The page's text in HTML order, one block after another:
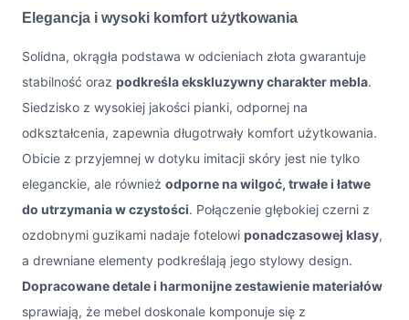
Elegancja i wysoki komfort użytkowania
Solidna, okrągła podstawa w odcieniach złota gwarantuje
stabilność oraz podkreśla ekskluzywny charakter mebla.
Siedzisko z wysokiej jakości pianki, odpornej na
odkształcenia, zapewnia długotrwały komfort użytkowania.
Obicie z przyjemnej w dotyku imitacji skóry jest nie tylko
eleganckie, ale również odporne na wilgoć, trwałe i łatwe
do utrzymania w czystości. Połączenie głębokiej czerni z
ozdobnymi guzikami nadaje fotelowi ponadczasowej klasy,
a drewniane elementy podkreślają jego stylowy design.
Dopracowane detale i harmonijne zestawienie materiałów
sprawiają, że mebel doskonale komponuje się z